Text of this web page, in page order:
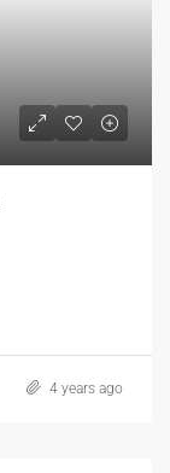
4 years ago